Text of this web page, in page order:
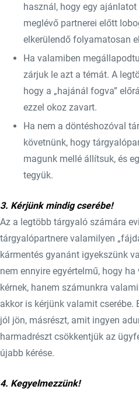
használ, hogy egy
meglévő partnerei előtt
elkerülendő folyamatosan
Ha valamiben
zárjuk le azt a témát. A
hogy a „hajánál fogva”
ezzel okoz zavart.
Ha nem a döntéshozóval
követnünk, hogy
magunk mellé állítsuk, és
tegyük.
3. Kérjünk mindig cserébe!
Az a legtöbb tárgyaló számára
tárgyalópartnere valamilyen
kármentés gyanánt igyekszünk
nem ennyire egyértelmű, hogy
kérnek, hanem számunkra
akkor is kérjünk valamit cserébe.
jól jön, másrészt, amit ingyen
harmadrészt csökkentjük az
újabb kérése.
4. Kegyelmezzünk!